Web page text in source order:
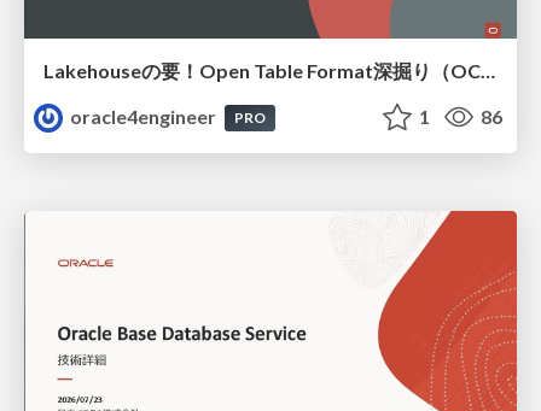
Lakehouseの要！Open Table Format深掘り（OCHaCafe Season 11 #6）
oracle4engineer
PRO 1 86